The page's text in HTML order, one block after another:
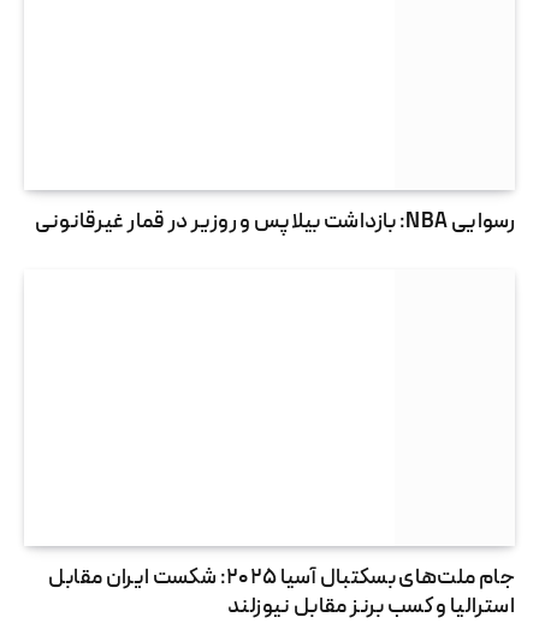
رسوایی NBA: بازداشت بیلاپس و روزیر در قمار غیرقانونی
جام ملت‌های بسکتبال آسیا ۲۰۲۵: شکست ایران مقابل
استرالیا و کسب برنز مقابل نیوزلند